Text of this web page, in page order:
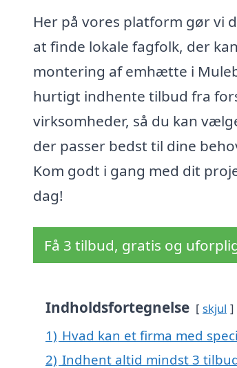
Her på vores platform gør vi
at finde lokale fagfolk, der
montering af emhætte i
hurtigt indhente tilbud fra
virksomheder, så du kan
der passer bedst til dine
Kom godt i gang med dit
dag!
Få 3 tilbud, gratis og
Indholdsfortegnelse skjul
1) Hvad kan et firma med
2) Indhent altid mindst 3